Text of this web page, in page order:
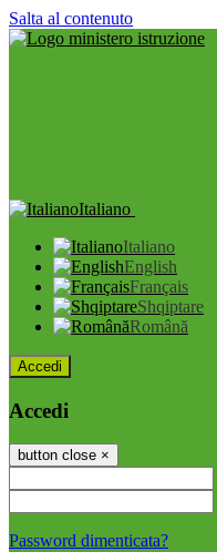
Salta al contenuto
Italiano
Italiano
English
Français
Shqiptare
Română
Accedi
Accedi
button close ×
Password dimenticata?